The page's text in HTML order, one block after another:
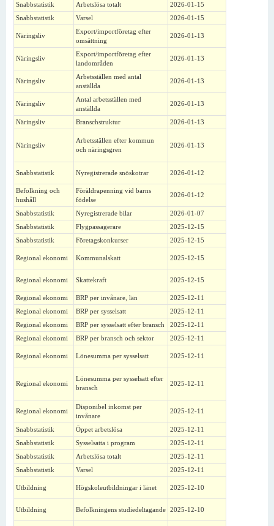
Snabbstatistik
Arbetslösa totalt
2026-01-15
Snabbstatistik
Varsel 2026-01-15
Näringsliv
Export/importföretag efter
omsättning
2026-01-13
Näringsliv
Export/importföretag efter
landområden
2026-01-13
Näringsliv
Arbetsställen med antal
anställda
2026-01-13
Näringsliv
Antal arbetsställen med
anställda
2026-01-13
Näringsliv Branschstruktur 2026-01-13
Näringsliv
Arbetsställen efter kommun
och näringsgren
2026-01-13
Snabbstatistik Nyregistrerade snöskotrar 2026-01-12
Befolkning och
hushåll
Föräldrapenning vid barns
födelse
2026-01-12
Snabbstatistik Nyregistrerade bilar
2026-01-07
Snabbstatistik
Flygpassagerare
2025-12-15
Snabbstatistik
Företagskonkurser 2025-12-15
Regional ekonomi Kommunalskatt 2025-12-15
Regional ekonomi Skattekraft 2025-12-15
Regional ekonomi BRP per invånare, län
2025-12-11
Regional ekonomi
BRP per sysselsatt
2025-12-11
Regional ekonomi
BRP per sysselsatt efter bransch
2025-12-11
Regional ekonomi
BRP per bransch och sektor 2025-12-11
Regional ekonomi Lönesumma per sysselsatt 2025-12-11
Regional ekonomi
Lönesumma per sysselsatt efter
bransch
2025-12-11
Regional ekonomi
Disponibel inkomst per
invånare
2025-12-11
Snabbstatistik Öppet arbetslösa
2025-12-11
Snabbstatistik
Sysselsatta i program
2025-12-11
Snabbstatistik
Arbetslösa totalt
2025-12-11
Snabbstatistik
Varsel 2025-12-11
Utbildning Högskoleutbildningar i länet 2025-12-10
Utbildning Befolkningens studiedeltagande 2025-12-10